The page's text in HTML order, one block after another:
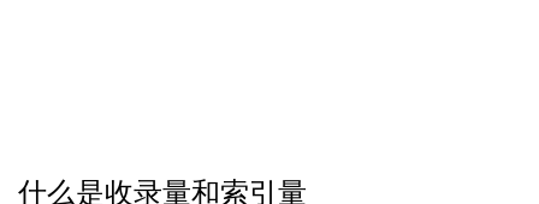
什么是收录量和索引量